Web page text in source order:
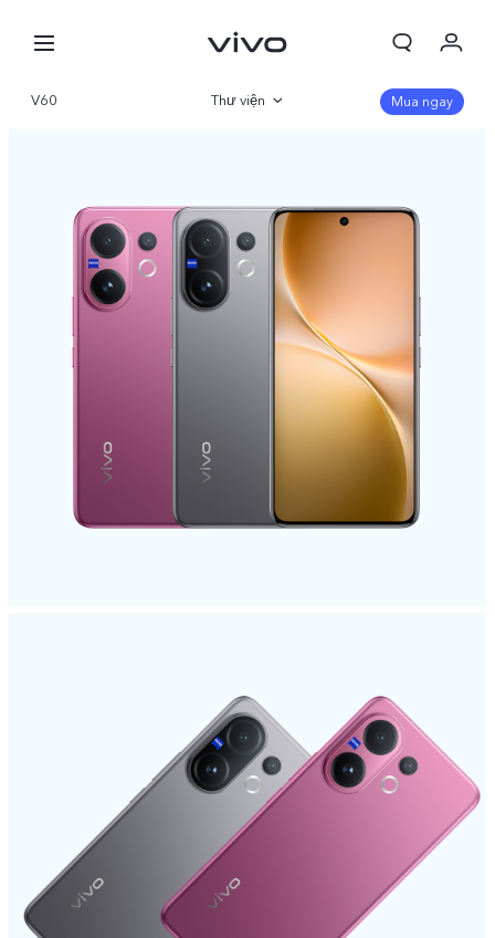
V60 Thư viện
Thông số
Mua ngay